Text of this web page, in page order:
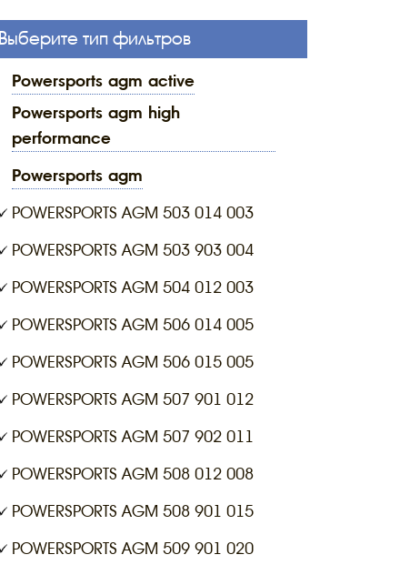
Выберите тип фильтров
powersports agm active
powersports agm high
performance
powersports agm
POWERSPORTS AGM 503 014 003
POWERSPORTS AGM 503 903 004
POWERSPORTS AGM 504 012 003
POWERSPORTS AGM 506 014 005
POWERSPORTS AGM 506 015 005
POWERSPORTS AGM 507 901 012
POWERSPORTS AGM 507 902 011
POWERSPORTS AGM 508 012 008
POWERSPORTS AGM 508 901 015
POWERSPORTS AGM 509 901 020